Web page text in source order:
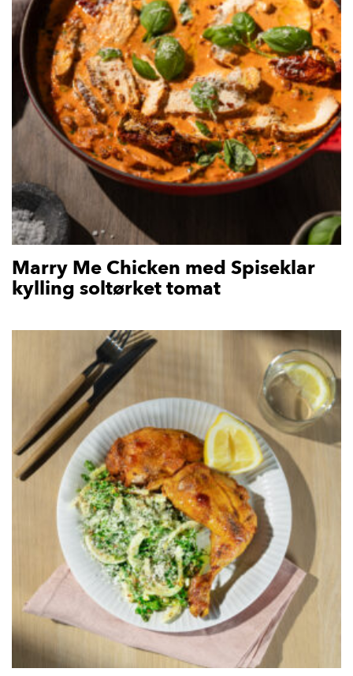
Marry Me Chicken med Spiseklar
kylling soltørket tomat